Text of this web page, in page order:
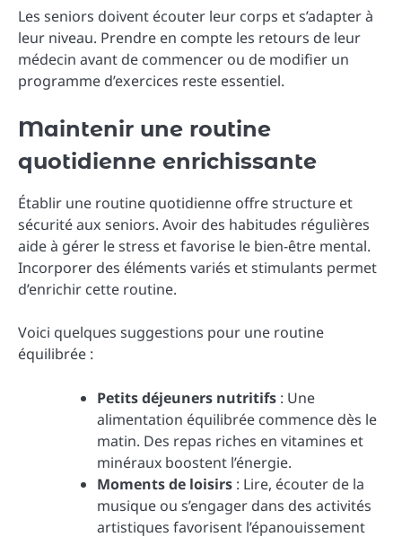
Les seniors doivent écouter leur corps et s’adapter à
leur niveau. Prendre en compte les retours de leur
médecin avant de commencer ou de modifier un
programme d’exercices reste essentiel.
Maintenir une routine
quotidienne enrichissante
Établir une routine quotidienne offre structure et
sécurité aux seniors. Avoir des habitudes régulières
aide à gérer le stress et favorise le bien-être mental.
Incorporer des éléments variés et stimulants permet
d’enrichir cette routine.
Voici quelques suggestions pour une routine
équilibrée :
Petits déjeuners nutritifs : Une
alimentation équilibrée commence dès le
matin. Des repas riches en vitamines et
minéraux boostent l’énergie.
Moments de loisirs : Lire, écouter de la
musique ou s’engager dans des activités
artistiques favorisent l’épanouissement